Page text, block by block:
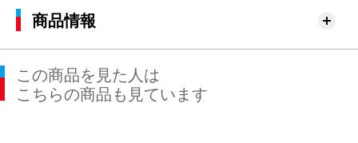
商品情報
この商品を見た人は
こちらの商品も見ています